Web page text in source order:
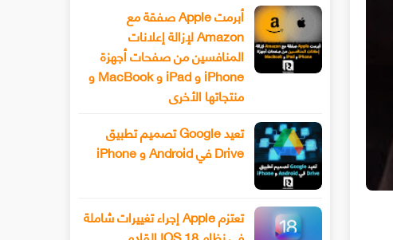
أبرمت Apple صفقة مع
Amazon لإزالة إعلانات
المنافسين من صفحات أجهزة
iPhone و iPad و MacBook و
منتجاتها الأخرى
تعيد Google تصميم تطبيق
Drive في Android و iPhone
تعتزم Apple إجراء تغييرات شاملة